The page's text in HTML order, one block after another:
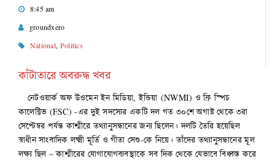
8:45 am
groundxero
National, Politics
কাঁটাতারে অবরুদ্ধ খবর
নেটওয়ার্ক অফ উওমেন ইন মিডিয়া, ইন্ডিয়া (NWMI) ও ফ্রি স্পিচ
কালেক্টিভ (FSC) -এর দুই সদস্যের একটি দল গত ৩০শে অগাষ্ট থেকে ৩রা
সেপ্টেম্বর পর্যন্ত কাশ্মীরে তথ্যানুসন্ধানের জন্য ছিলেন। দলটি তৈরি হয়েছিল
স্বাধীন সাংবাদিক লক্ষ্মী মূর্তি ও গীতা সেশু-কে নিয়ে। তাঁদের তথ্যানুসন্ধানের মূল
লক্ষ্য ছিল – কাশ্মীরের যোগাযোগব্যবস্থাকে সব দিক থেকে যেভাবে বিধ্বস্ত করে